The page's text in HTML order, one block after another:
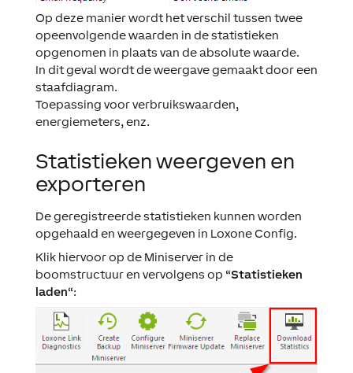
Op deze manier wordt het verschil tussen twee
opeenvolgende waarden in de statistieken
opgenomen in plaats van de absolute waarde.
In dit geval wordt de weergave gemaakt door een
staafdiagram.
Toepassing voor verbruikswaarden,
energiemeters, enz.
Statistieken weergeven en
exporteren
De geregistreerde statistieken kunnen worden
opgehaald en weergegeven in Loxone Config.
Klik hiervoor op de Miniserver in de
boomstructuur en vervolgens op “Statistieken
laden“: